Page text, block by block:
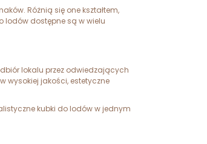
Różnią się one kształtem,
lodów dostępne są w wielu
lokalu przez odwiedzających
wysokiej jakości, estetyczne
kubki do lodów w jednym